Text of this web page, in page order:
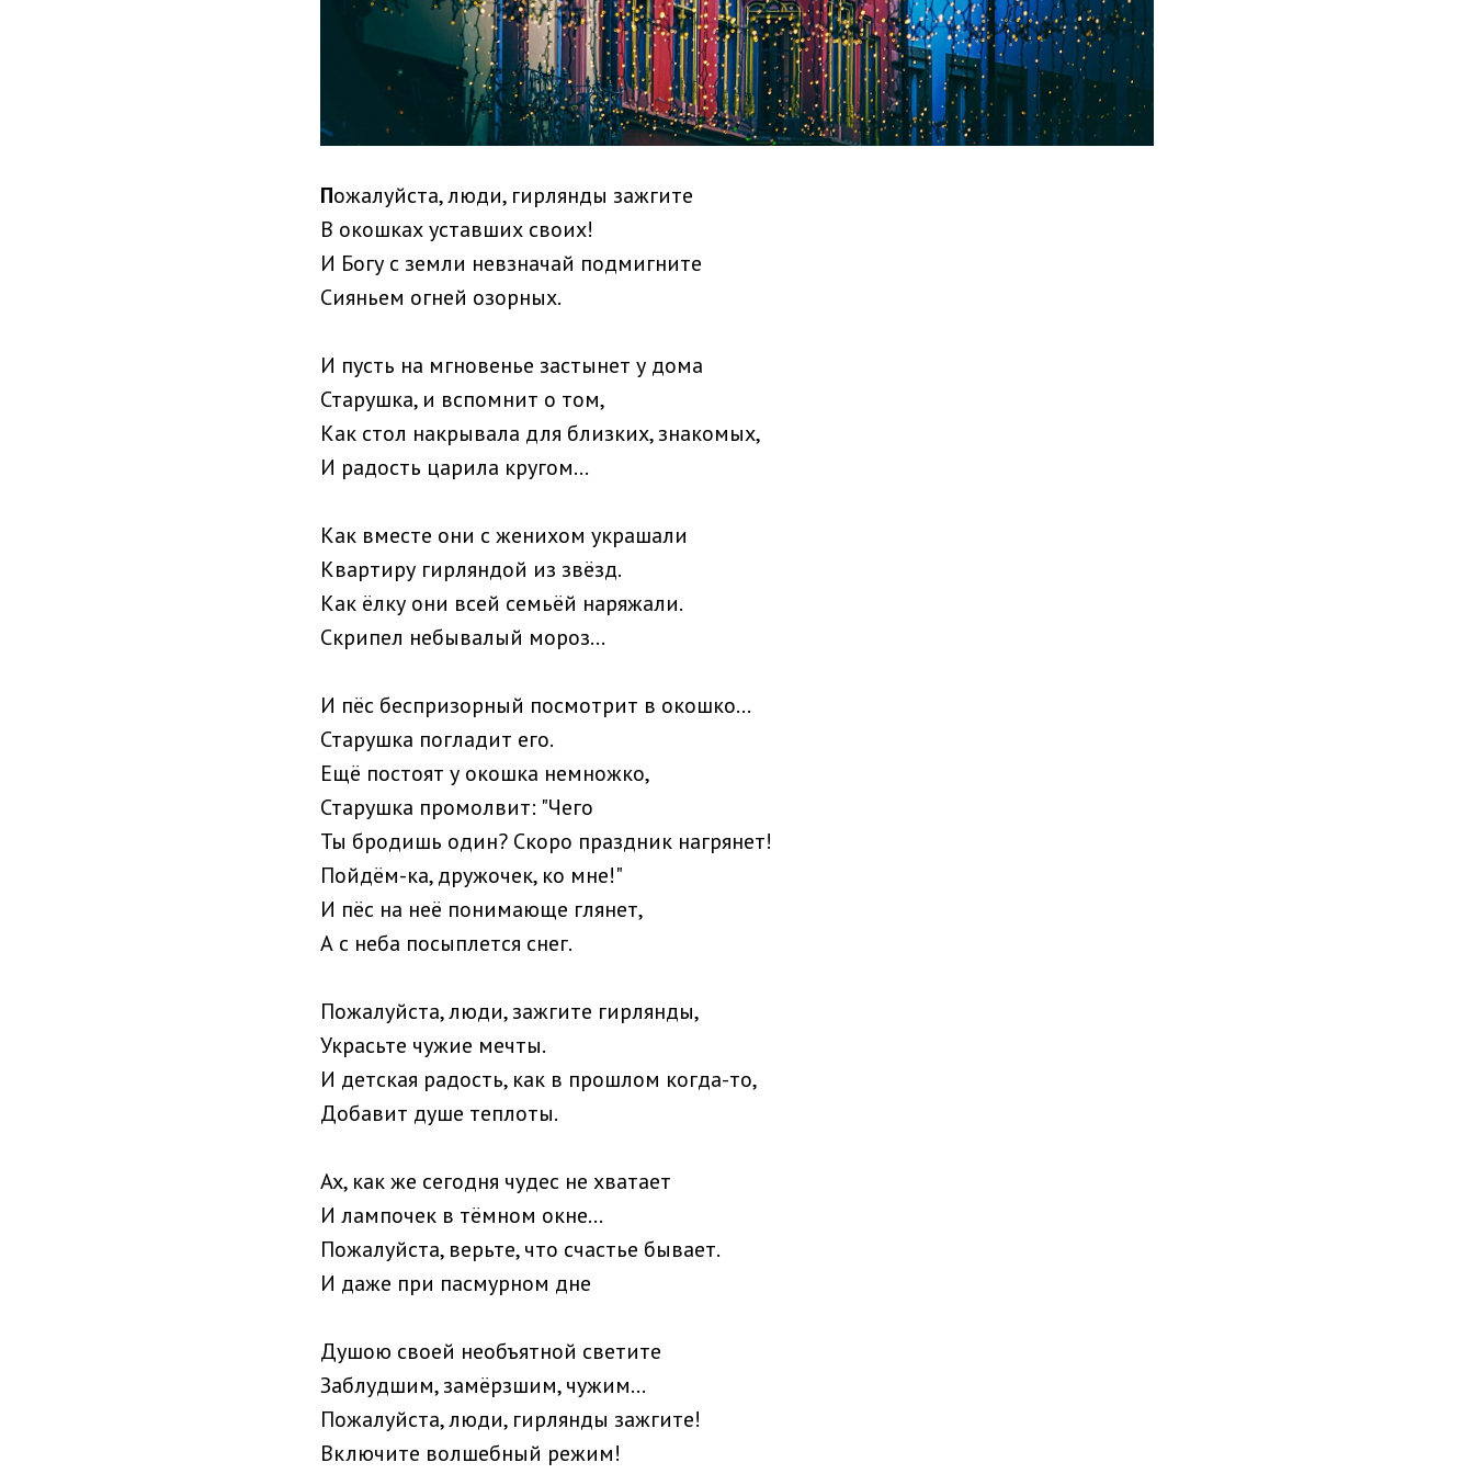
Пожалуйста, люди, гирлянды зажгите
В окошках уставших своих!
И Богу с земли невзначай подмигните
Сияньем огней озорных.
И пусть на мгновенье застынет у дома
Старушка, и вспомнит о том,
Как стол накрывала для близких, знакомых,
И радость царила кругом...
Как вместе они с женихом украшали
Квартиру гирляндой из звёзд.
Как ёлку они всей семьёй наряжали.
Скрипел небывалый мороз...
И пёс беспризорный посмотрит в окошко...
Старушка погладит его.
Ещё постоят у окошка немножко,
Старушка промолвит: "Чего
Ты бродишь один? Скоро праздник нагрянет!
Пойдём-ка, дружочек, ко мне!"
И пёс на неё понимающе глянет,
А с неба посыплется снег.
Пожалуйста, люди, зажгите гирлянды,
Украсьте чужие мечты.
И детская радость, как в прошлом когда-то,
Добавит душе теплоты.
Ах, как же сегодня чудес не хватает
И лампочек в тёмном окне...
Пожалуйста, верьте, что счастье бывает.
И даже при пасмурном дне
Душою своей необъятной светите
Заблудшим, замёрзшим, чужим…
Пожалуйста, люди, гирлянды зажгите!
Включите волшебный режим!